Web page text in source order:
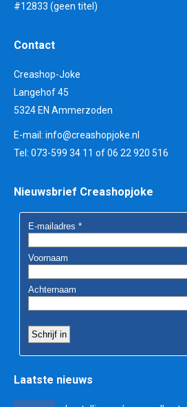
#12833 (geen titel)
Contact
Creashop-Joke
Langehof 45
5324 EN Ammerzoden
E-mail: info@creashopjoke.nl
Tel: 073-599 34 11 of 06 22 920 516
Nieuwsbrief Creashopjoke
Laatste nieuws